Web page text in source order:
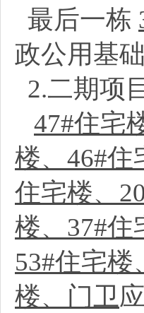
最后一栋
政公用基
2.二期项目
47#住宅
楼、46#住
住宅楼、
楼、37#住
53#住宅楼
楼、门卫